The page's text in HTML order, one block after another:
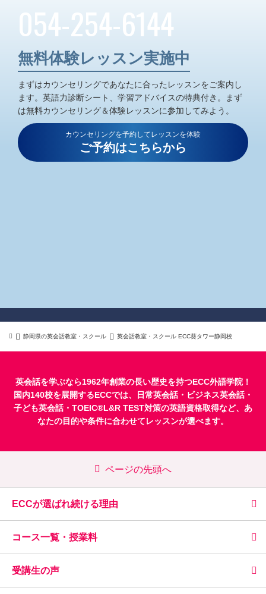
054-254-6144
無料体験レッスン実施中
まずはカウンセリングであなたに合ったレッスンをご案内し
ます。 英語力診断シート、学習アドバイスの特典付き。
まず
は無料カウンセリング＆体験レッスンに参加してみよう。
カウンセリングを予約してレッスンを体験
ご予約はこちらから
静岡県の英会話教室・スクール 英会話教室・スクール ECC葵タワー静岡校
英会話を学ぶなら1962年創業の長い歴史を持つECC外語学院！
国内140校を展開するECCでは、
日常英会話・ ビジネス英会話・
子ども英会話・ TOEIC®L&R TEST対策の英語資格取得など、あ
なたの目的や条件に合わせてレッスンが選べます。
ページの先頭へ
ECCが選ばれ続ける理由
コース一覧・授業料
受講生の声